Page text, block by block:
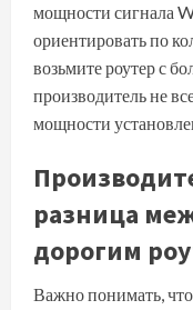
мощности сигнала
ориентировать по
возьмите роутер с
производитель не
мощности
разница
дорогим
Важно понимать,